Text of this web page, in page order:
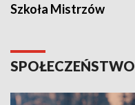
Szkoła Mistrzów
SPOŁECZEŃSTWO